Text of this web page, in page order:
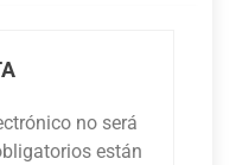
no será
están